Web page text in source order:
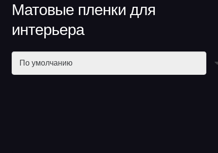
Матовые пленки для
интерьера